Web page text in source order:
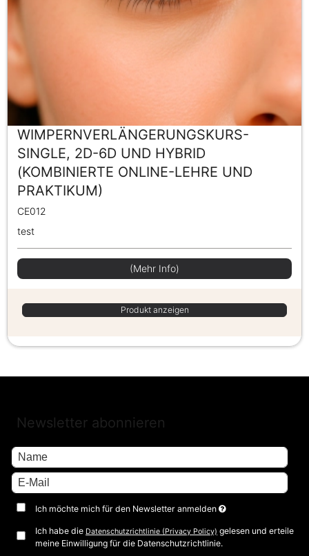
WIMPERNVERLÄNGERUNGSKURS-
SINGLE, 2D-6D UND HYBRID
(KOMBINIERTE ONLINE-LEHRE UND
PRAKTIKUM)
CE012
test
(Mehr Info)
Produkt anzeigen
Newsletter abonnieren
Ich möchte mich für den Newsletter anmelden
Ich habe die Datenschutzrichtlinie (Privacy Policy) gelesen und erteile
meine Einwilligung für die Datenschutzrichtlinie.